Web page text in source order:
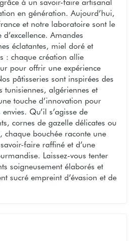
en génération. Aujourd’hui,
et notre laboratoire sont le
Amandes
éclatantes, miel doré et
: chaque création allie
pour offrir une expérience
pâtisseries sont inspirées des
tunisiennes, algériennes et
touche d’innovation pour
Qu’il s’agisse de
cornes de gazelle délicates ou
chaque bouchée raconte une
faire raffiné et d’une
Laissez-vous tenter
soigneusement élaborés et
sucré empreint d’évasion et de